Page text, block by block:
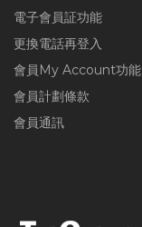
電子會員証功能
更換電話再登入
會員My Account功能
會員計劃條款
會員通訊